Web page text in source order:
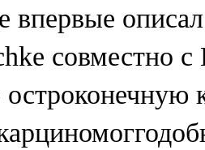
впервые
совместно
остроконечную